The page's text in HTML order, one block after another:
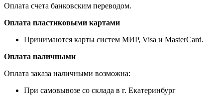
Оплата счета банковским переводом.
Оплата пластиковыми картами
Принимаются карты систем МИР, Visa и MasterCard.
Оплата наличными
Оплата заказа наличными возможна:
При самовывозе со склада в г. Екатеринбург